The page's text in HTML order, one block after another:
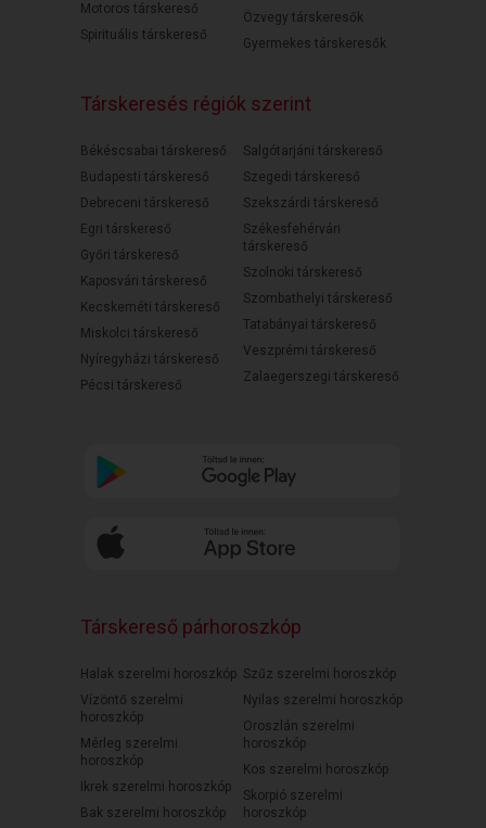
Motoros társkereső
Spirituális társkereső
Özvegy társkeresők
Gyermekes társkeresők
Társkeresés régiók szerint
Békéscsabai társkereső
Budapesti társkereső
Debreceni társkereső
Egri társkereső
Győri társkereső
Kaposvári társkereső
Kecskeméti társkereső
Miskolci társkereső
Nyíregyházi társkereső
Pécsi társkereső
Salgótarjáni társkereső
Szegedi társkereső
Szekszárdi társkereső
Székesfehérvári
társkereső
Szolnoki társkereső
Szombathelyi társkereső
Tatabányai társkereső
Veszprémi társkereső
Zalaegerszegi társkereső
Társkereső párhoroszkóp
Halak szerelmi horoszkóp
Vízöntő szerelmi
horoszkóp
Mérleg szerelmi
horoszkóp
Ikrek szerelmi horoszkóp
Bak szerelmi horoszkóp
Szűz szerelmi horoszkóp
Nyilas szerelmi horoszkóp
Oroszlán szerelmi
horoszkóp
Kos szerelmi horoszkóp
Skorpió szerelmi
horoszkóp